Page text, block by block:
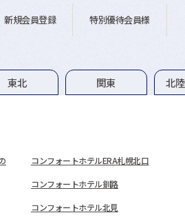
新規会員登録 特別優待会員様
東北 関東 北
コンフォートホテルERA札幌北口
コンフォートホテル釧路
コンフォートホテル北見